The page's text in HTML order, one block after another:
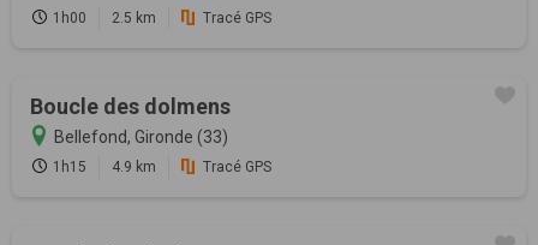
1h00 2.5 km Tracé GPS
Boucle des dolmens
Bellefond, Gironde (33)
1h15 4.9 km Tracé GPS